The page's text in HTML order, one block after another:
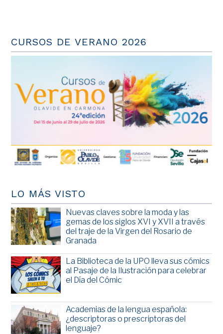
CURSOS DE VERANO 2026
LO MÁS VISTO
Nuevas claves sobre la moda y las
gemas de los siglos XVI y XVII a través
del traje de la Virgen del Rosario de
Granada
La Biblioteca de la UPO lleva sus cómics
al Pasaje de la Ilustración para celebrar
el Día del Cómic
Academias de la lengua española:
¿descriptoras o prescriptoras del
lenguaje?